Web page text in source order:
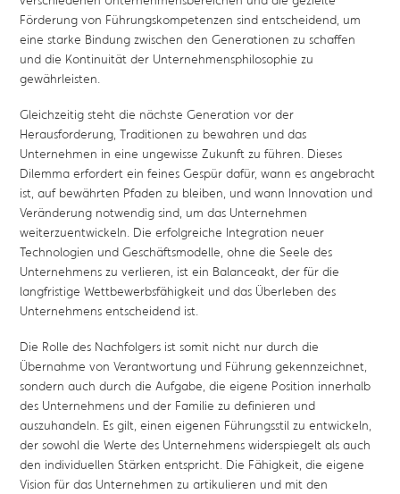
Förderung von Führungskompetenzen sind entscheidend, um
eine starke Bindung zwischen den Generationen zu schaffen
und die Kontinuität der Unternehmensphilosophie zu
gewährleisten.
Gleichzeitig steht die nächste Generation vor der
Herausforderung, Traditionen zu bewahren und das
Unternehmen in eine ungewisse Zukunft zu führen. Dieses
Dilemma erfordert ein feines Gespür dafür, wann es angebracht
ist, auf bewährten Pfaden zu bleiben, und wann Innovation und
Veränderung notwendig sind, um das Unternehmen
weiterzuentwickeln. Die erfolgreiche Integration neuer
Technologien und Geschäftsmodelle, ohne die Seele des
Unternehmens zu verlieren, ist ein Balanceakt, der für die
langfristige Wettbewerbsfähigkeit und das Überleben des
Unternehmens entscheidend ist.
Die Rolle des Nachfolgers ist somit nicht nur durch die
Übernahme von Verantwortung und Führung gekennzeichnet,
sondern auch durch die Aufgabe, die eigene Position innerhalb
des Unternehmens und der Familie zu definieren und
auszuhandeln. Es gilt, einen eigenen Führungsstil zu entwickeln,
der sowohl die Werte des Unternehmens widerspiegelt als auch
den individuellen Stärken entspricht. Die Fähigkeit, die eigene
Vision für das Unternehmen zu artikulieren und mit den